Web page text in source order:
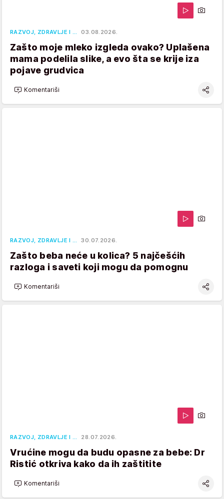
RAZVOJ, ZDRAVLJE I … 03.08.2026.
Zašto moje mleko izgleda ovako? Uplašena
mama podelila slike, a evo šta se krije iza
pojave grudvica
Komentariši
RAZVOJ, ZDRAVLJE I … 30.07.2026.
Zašto beba neće u kolica? 5 najčešćih
razloga i saveti koji mogu da pomognu
Komentariši
RAZVOJ, ZDRAVLJE I … 28.07.2026.
Vrućine mogu da budu opasne za bebe: Dr
Ristić otkriva kako da ih zaštitite
Komentariši